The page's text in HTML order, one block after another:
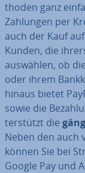
tho­den ganz
Zahlungen per
auch der Kauf
Kunden, die
auswählen, ob
oder ihrem
hinaus bietet
sowie die
ter­stützt die
Neben den auch
können Sie bei
Google Pay und